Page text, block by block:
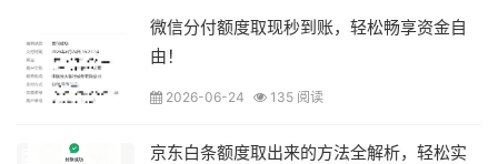
微信分付额度取现秒到账，轻松畅享资金自
由！
2026-06-24 135 阅读
京东白条额度取出来的方法全解析，轻松实